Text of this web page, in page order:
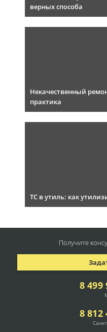
верных способа
Некачественный
практика
ТС в утиль: как
8 499
8 812
Получите